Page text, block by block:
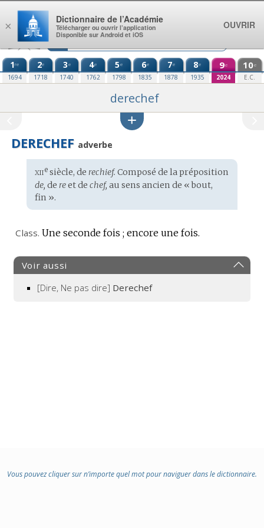
Aller au contenu
1re
1694
2e
1718
3e
1740
4e
1762
5e
1798
6e
1835
7e
1878
8e
1935
9e
2024
10e
E.C.
derechef
DERECHEF adverbe
Étymologie
:
xiiesiècle, de rechief. Composé de la préposition
de, de reet de chef, au sens ancien de « bout,
fin ».
Class. Une seconde fois ; encore une fois.
Voir aussi
[Dire, Ne pas dire] Derechef
Vous pouvez cliquer sur n’importe quel mot pour naviguer dans le dictionnaire.
×
Dictionnaire de l’Académie
Télécharger ou ouvrir l’application
Disponible sur Android et iOS
OUVRIR